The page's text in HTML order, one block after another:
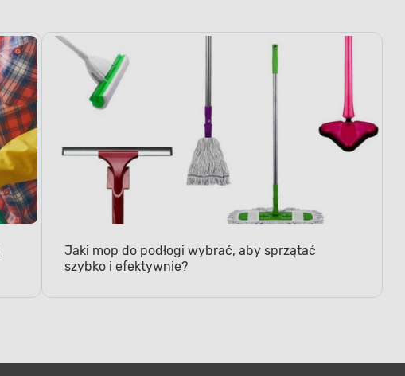
Jaki mop do podłogi wybrać, aby sprzątać
szybko i efektywnie?